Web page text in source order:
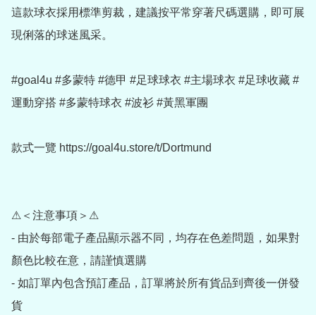
這款球衣採用標準剪裁，建議按平常穿著尺碼選購，即可展
現俐落的球迷風采。
#goal4u #多蒙特 #德甲 #足球球衣 #主場球衣 #足球收藏 #
運動穿搭 #多蒙特球衣 #波衫 #黃黑軍團
款式一覽 https://goal4u.store/t/Dortmund
⚠＜注意事項＞⚠
- 由於每部電子產品顯示器不同，均存在色差問題，如果對
顏色比較在意，請謹慎選購
- 如訂單內包含預訂產品，訂單將於所有貨品到齊後一併發
貨